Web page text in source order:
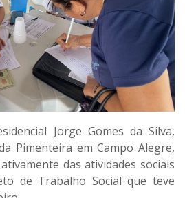
Jorge Gomes da Silva,
Pimenteira em Campo Alegre,
das atividades sociais
de Trabalho Social que teve